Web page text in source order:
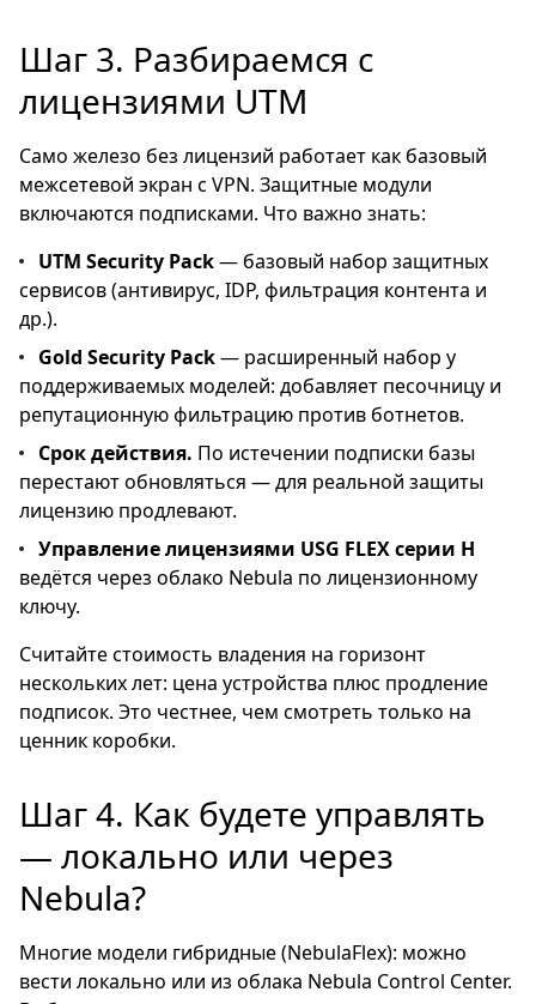
Шаг 3. Разбираемся с
лицензиями UTM
Само железо без лицензий работает как базовый
межсетевой экран с VPN. Защитные модули
включаются подписками. Что важно знать:
UTM Security Pack— базовый набор защитных
сервисов (антивирус, IDP, фильтрация контента и
др.).
Gold Security Pack— расширенный набор у
поддерживаемых моделей: добавляет песочницу и
репутационную фильтрацию против ботнетов.
Срок действия. По истечении подписки базы
перестают обновляться — для реальной защиты
лицензию продлевают.
Управление лицензиями USG FLEX серии H
ведётся через облако Nebula по лицензионному
ключу.
Считайте стоимость владения на горизонт
нескольких лет: цена устройства плюс продление
подписок. Это честнее, чем смотреть только на
ценник коробки.
Шаг 4. Как будете управлять
— локально или через
Nebula?
Многие модели гибридные (NebulaFlex): можно
вести локально или из облака Nebula Control Center.